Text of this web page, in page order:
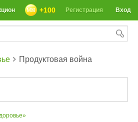
СЕГОДНЯ: 39142 РЕЦЕПТА
Вход
Регистрация
+100
Продуктовая война